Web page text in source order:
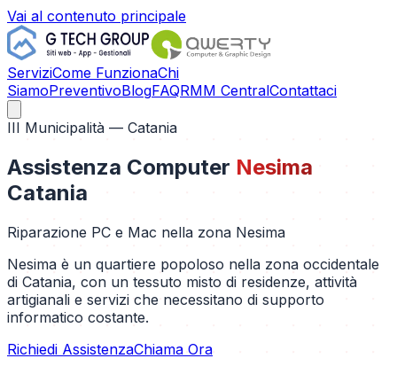
Vai al contenuto principale
ServiziCome FunzionaChi
SiamoPreventivoBlogFAQRMM CentralContattaci
III Municipalità — Catania
Assistenza Computer Nesima
Catania
Riparazione PC e Mac nella zona Nesima
Nesima è un quartiere popoloso nella zona occidentale
di Catania, con un tessuto misto di residenze, attività
artigianali e servizi che necessitano di supporto
informatico costante.
Richiedi AssistenzaChiama Ora